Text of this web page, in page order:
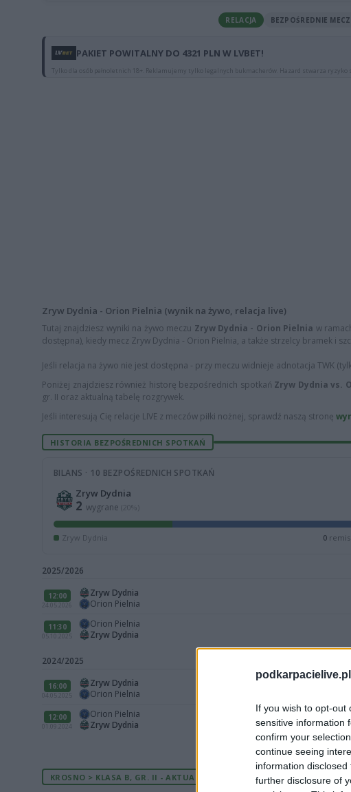
If you wish to opt-out
sensitive information
confirm your
continue seeing
information
further disclosure of
RELACJA BEZPOŚREDNIE
PAKIET POWITALNY DO 4321 PLN W LVBET!
Tylko dla osób pełnoletnich 18+. Reklamujemy tylko legalnych bukmacherów. Hazard stwarza ryzyko
Zryw Dydnia - Orion Pielnia (wynik na żywo, relacja live)
Tutaj znajdziesz wyniki na żywo meczu Zryw Dydnia - Orion Pielnia w
dostępna), kiedy mecz Zryw Dydnia - Orion Pielnia, a także strzelcy bramek i
Jeśli relacja na żywo nie jest dostępna - przy meczu widnieje adnotacja TWK
Poniżej znajdziesz również historę bezpośrednich spotkań Zryw Dydnia vs.
gr. II oraz aktualną tabelę rozgrywek.
Jeśli interesują Cię relacje LIVE z meczów piłki nożnej, sprawdź naszą stronę
HISTORIA BEZPOŚREDNICH SPOTKAŃ
BILANS · 10 BEZPOŚREDNICH SPOTKAŃ
Zryw Dydnia
2 wygrane (20%)
Zryw Dydnia 0
2025/2026
12:00
24.05.2026
Zryw Dydnia
Orion Pielnia
11:30
05.10.2025
Orion Pielnia
Zryw Dydnia
2024/2025
16:00
04.05.2025
Zryw Dydnia
Orion Pielnia
12:00
01.09.2024
Orion Pielnia
Zryw Dydnia
ZOBACZ
KROSNO > KLASA B, GR. II - AKTUALNA TABELA